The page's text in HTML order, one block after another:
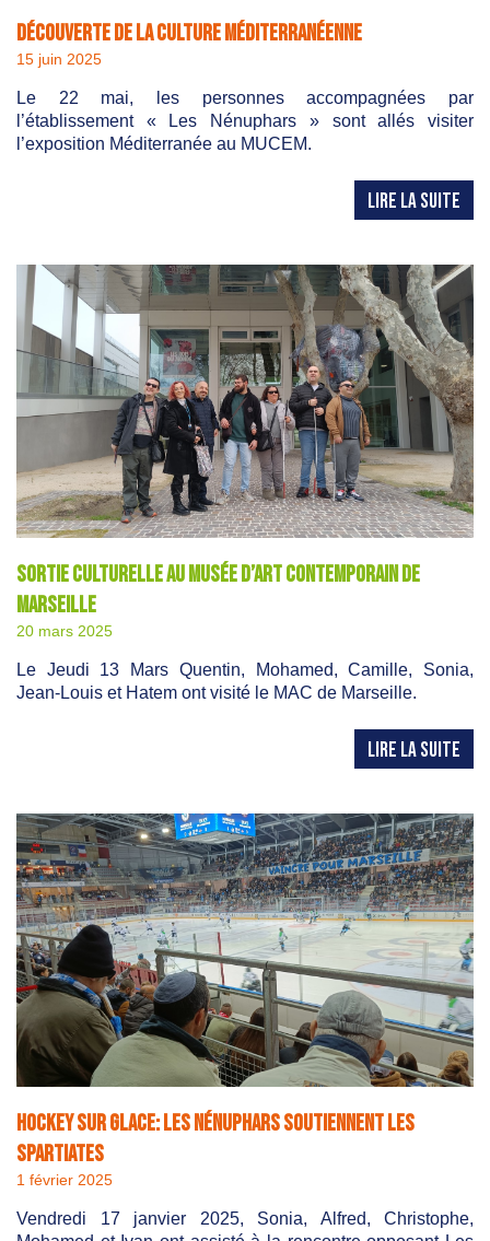
Découverte de la culture méditerranéenne
15 juin 2025
Le 22 mai, les personnes accompagnées par
l’établissement « Les Nénuphars » sont allés visiter
l’exposition Méditerranée au MUCEM.
LIRE LA SUITE
Sortie culturelle au Musée d’Art Contemporain de
Marseille
20 mars 2025
Le Jeudi 13 Mars Quentin, Mohamed, Camille, Sonia,
Jean-Louis et Hatem ont visité le MAC de Marseille.
LIRE LA SUITE
Hockey sur glace: Les Nénuphars soutiennent les
Spartiates
1 février 2025
Vendredi 17 janvier 2025, Sonia, Alfred, Christophe,